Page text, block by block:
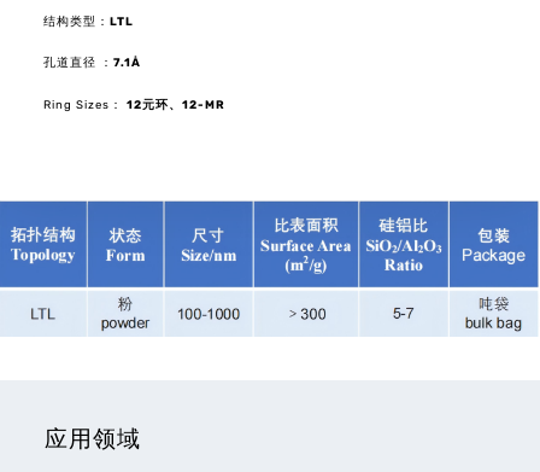
结构类型： LTL
孔道直径 ： 7.1Å
Ring Sizes： 12元环 、12-MR
应用领域